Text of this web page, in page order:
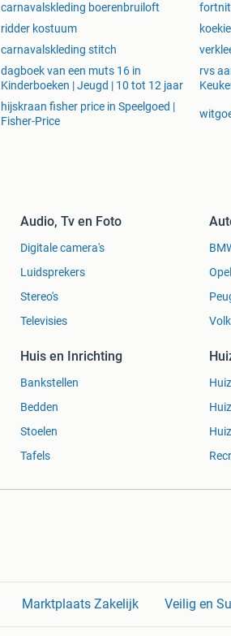
carnavalskleding boerenbruiloft
ridder kostuum
carnavalskleding stitch
dagboek van een muts 16 in
Kinderboeken | Jeugd | 10 tot 12 jaar
rvs
hijskraan fisher price in Speelgoed |
Fisher-Price
Audio, Tv en Foto
Digitale camera's
Luidsprekers
Stereo's
Televisies
Opel
Huis en Inrichting
Bankstellen
Bedden
Stoelen
Tafels
Marktplaats Zakelijk Veilig en